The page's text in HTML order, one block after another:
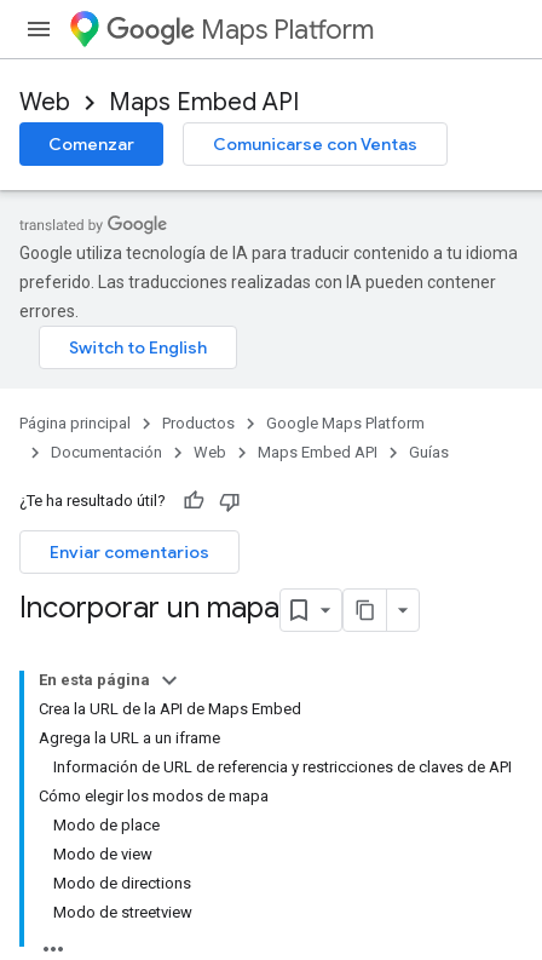
Maps Platform
Web Maps Embed API
Comenzar Comunicarse con Ventas
Google utiliza tecnología de IA para traducir contenido a tu idioma
preferido. Las traducciones realizadas con IA pueden contener
errores.
Página principal Productos
Google Maps Platform
Documentación
Web Maps Embed API Guías
¿Te ha resultado útil?
Enviar comentarios
Incorporar un mapa
En esta página
Crea la URL de la API de Maps Embed
Agrega la URL a un iframe
Información de URL de referencia y restricciones de claves de API
Cómo elegir los modos de mapa
Modo de place
Modo de view
Modo de directions
Modo de streetview